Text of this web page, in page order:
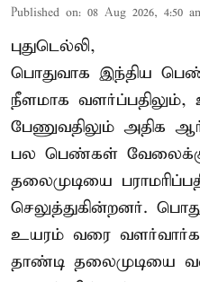
Published on: 08 Aug 2026, 4:50
புதுடெல்லி,
பொதுவாக இந்திய
நீளமாக
பேணுவதிலும் அதிக
பல பெண்கள்
தலைமுடியை
செலுத்துகின்றனர்.
உயரம் வரை
தாண்டி தலைமுடியை